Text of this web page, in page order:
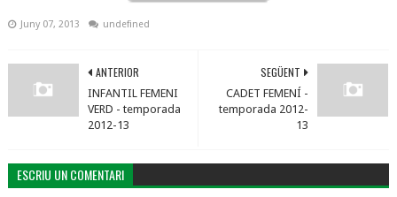
Juny 07, 2013 undefined
SEGÜENT
CADET FEMENÍ -
temporada 2012-
13
ANTERIOR
INFANTIL FEMENI
VERD - temporada
2012-13
ESCRIU UN COMENTARI